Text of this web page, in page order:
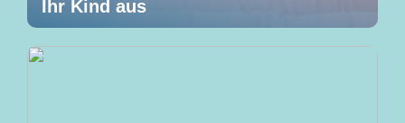
Ihr Kind aus